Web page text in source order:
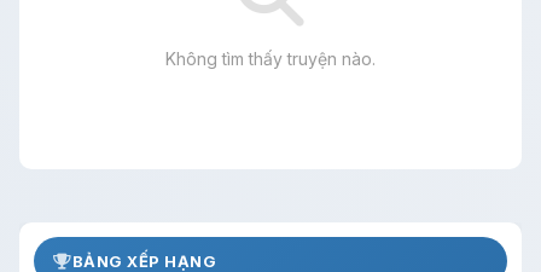
Không tìm thấy truyện nào.
BẢNG XẾP HẠNG